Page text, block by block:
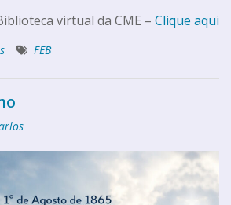
virtual da CME – Clique aqui
FEB